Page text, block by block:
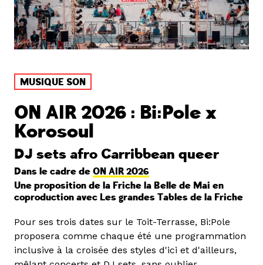
MUSIQUE SON
ON AIR 2026 : Bi:Pole x
Korosoul
DJ sets afro Carribbean queer
Dans le cadre de ON AIR 2026
Une proposition de la Friche la Belle de Mai en
coproduction avec Les grandes Tables de la Friche
Pour ses trois dates sur le Toit-Terrasse, Bi:Pole
proposera comme chaque été une programmation
inclusive à la croisée des styles d'ici et d'ailleurs,